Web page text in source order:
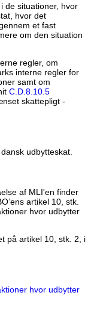
de situationer, hvor
hvor det
et fast
om den situation
regler, om
interne regler for
samt om
C.D.8.10.5
skattepligt -
udbytteskat.
af MLI'en finder
artikel 10, stk.
hvor udbytter
på artikel 10, stk. 2, i
hvor udbytter